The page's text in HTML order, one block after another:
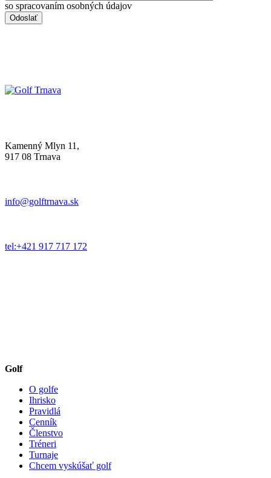
so spracovaním osobných údajov
Kamenný Mlyn 11,
917 08 Trnava
info@golftrnava.sk
tel:+421 917 717 172
Golf
O golfe
Ihrisko
Pravidlá
Cenník
Členstvo
Tréneri
Turnaje
Chcem vyskúšať golf